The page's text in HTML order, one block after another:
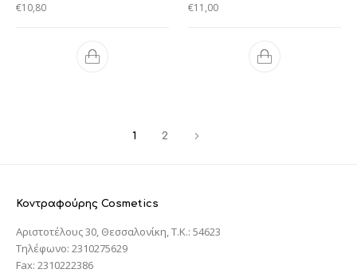
€10,80
€11,00
1 2
Κοντραφούρης Cosmetics
Αριστοτέλους 30, Θεσσαλονίκη, T.K.: 54623
Τηλέφωνο: 2310275629
Fax: 2310222386